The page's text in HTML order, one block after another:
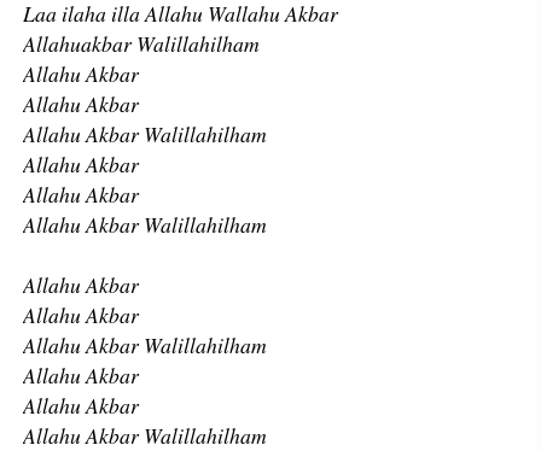
Laa ilaha illa Allahu Wallahu Akbar
Allahuakbar Walillahilham
Allahu Akbar
Allahu Akbar
Allahu Akbar Walillahilham
Allahu Akbar
Allahu Akbar
Allahu Akbar Walillahilham
Allahu Akbar
Allahu Akbar
Allahu Akbar Walillahilham
Allahu Akbar
Allahu Akbar
Allahu Akbar Walillahilham